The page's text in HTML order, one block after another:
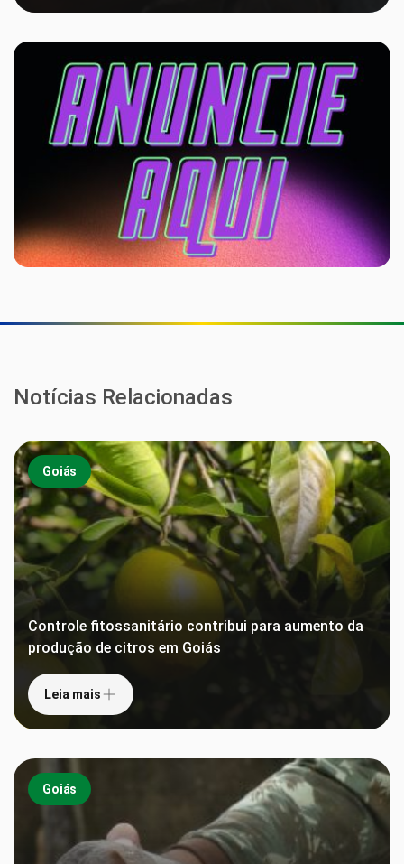
Notícias Relacionadas
Goiás
Controle fitossanitário contribui para aumento da
produção de citros em Goiás
Leia mais
Goiás